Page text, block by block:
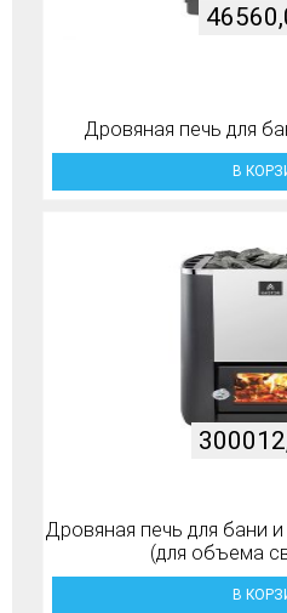
Дровяная печь для
В
Дровяная печь для бани
(для объема
В